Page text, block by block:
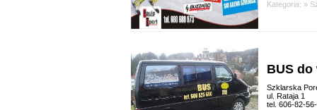
Kategoria: »
BUS
Szklarska
ul. Rataja 1
tel. 606-82-